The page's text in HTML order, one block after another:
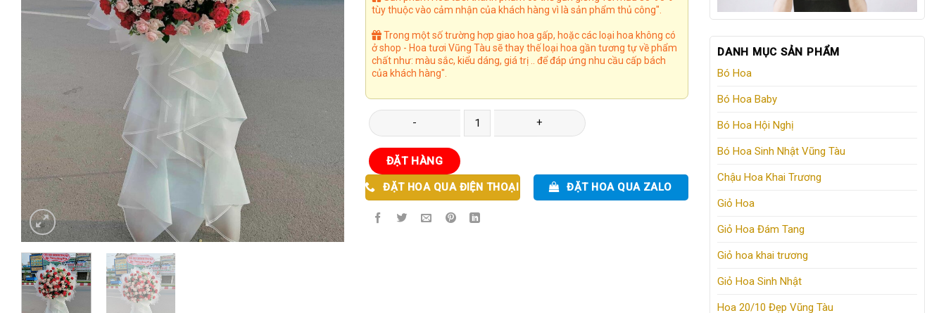
DANH MỤC SẢN PHẨM
Bó Hoa
Bó Hoa Baby
Bó Hoa Hội Nghị
Bó Hoa Sinh Nhật Vũng Tàu
Chậu Hoa Khai Trương
Giỏ Hoa
Giỏ Hoa Đám Tang
Giỏ hoa khai trương
Giỏ Hoa Sinh Nhật
Hoa 20/10 Đẹp Vũng Tàu
tùy thuộc vào cảm nhận của khách hàng vì là sản phẩm thủ công".
Trong một số trường hợp giao hoa gấp, hoặc các loại hoa không có
ở shop - Hoa tươi Vũng Tàu sẽ thay thế loại hoa gần tương tự về phẩm
chất như: màu sắc, kiểu dáng, giá trị .. để đáp ứng nhu cầu cấp bách
của khách hàng".
Kệ Hoa 26 số lượng
ĐẶT HÀNG
ĐẶT HOA QUA ĐIỆN THOẠI ĐẶT HOA QUA ZALO